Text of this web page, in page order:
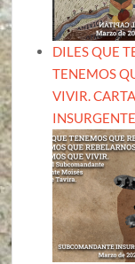
DILES QUE
TENEMOS
VIVIR.